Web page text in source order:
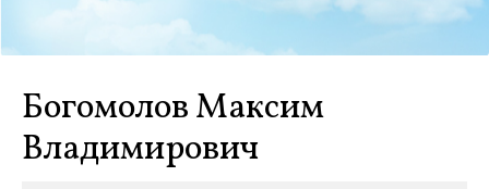
Богомолов Максим
Владимирович